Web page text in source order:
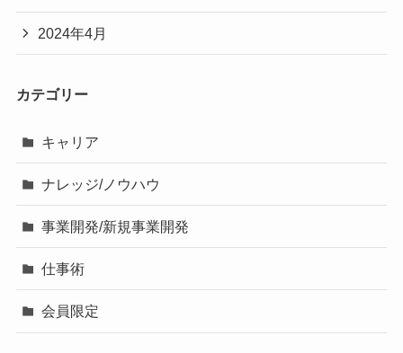
2024年4月
カテゴリー
キャリア
ナレッジ/ノウハウ
事業開発/新規事業開発
仕事術
会員限定